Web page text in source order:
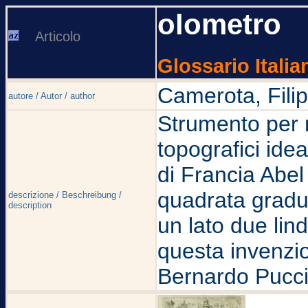
Articolo olometro
Glossario
autore / Autor / author Camerota,
descrizione / Beschreibung /
description
Strumento per
topografici
di Francia
quadrata
un lato due
questa
Bernardo